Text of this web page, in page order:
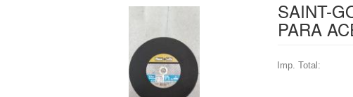
SAINT-
PARA
Imp. Total: